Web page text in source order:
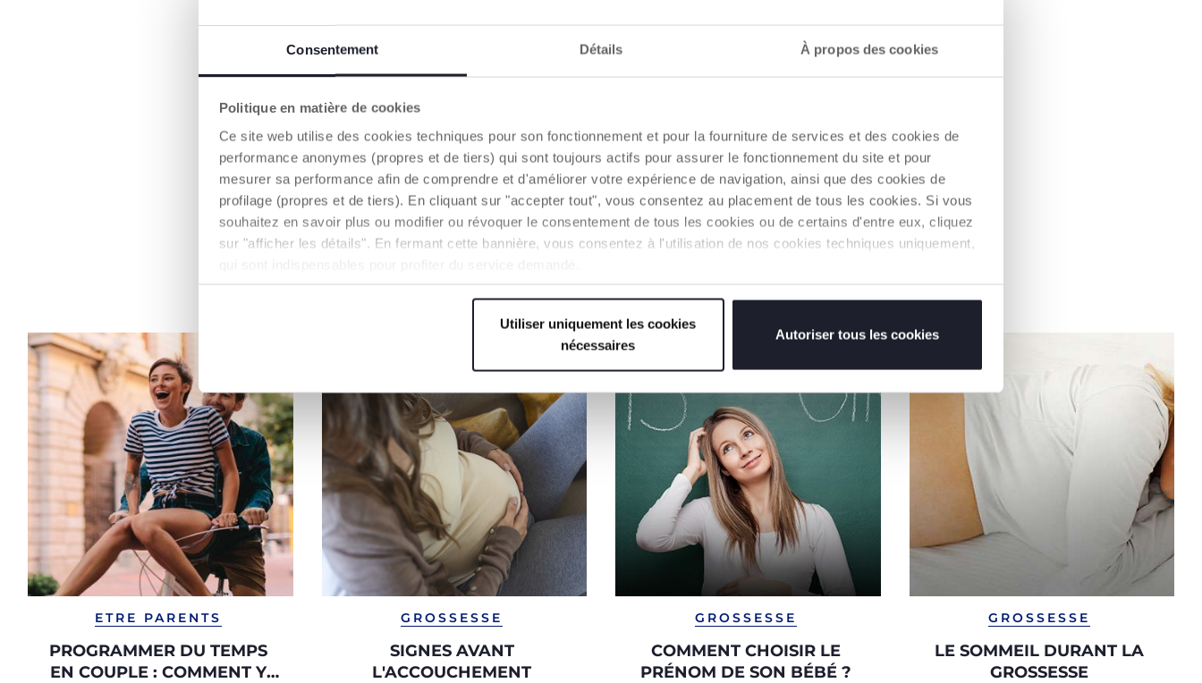
Consentement Détails À propos des cookies
Politique en matière de cookies
Ce site web utilise des cookies techniques pour son fonctionnement et pour la fourniture de services et des cookies de
performance anonymes (propres et de tiers) qui sont toujours actifs pour assurer le fonctionnement du site et pour
mesurer sa performance afin de comprendre et d'améliorer votre expérience de navigation, ainsi que des cookies de
profilage (propres et de tiers). En cliquant sur "accepter tout", vous consentez au placement de tous les cookies. Si vous
souhaitez en savoir plus ou modifier ou révoquer le consentement de tous les cookies ou de certains d'entre eux, cliquez
sur "afficher les détails". En fermant cette bannière, vous consentez à l'utilisation de nos cookies techniques uniquement,
Utiliser uniquement les cookies
nécessaires
Autoriser tous les cookies
ESPACE À VOLONTÉ
un problème ! Facile à monter
sur n'importe quelle
poussette, il peut contenir
tout ce dont vous avez besoin
pour en profiter à tout
moment.
NOS RECOMMANDATIONS
ETRE PARENTS
PROGRAMMER DU TEMPS
EN COUPLE : COMMENT Y
GROSSESSE
SIGNES AVANT
L'ACCOUCHEMENT
GROSSESSE
COMMENT CHOISIR LE
PRÉNOM DE SON BÉBÉ ?
GROSSESSE
LE SOMMEIL DURANT LA
GROSSESSE